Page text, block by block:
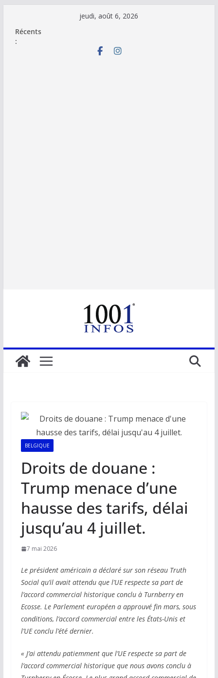
contenu
jeudi, août 6, 2026
Récents
:
BELGIQUE
Droits de douane :
Trump menace d’une
hausse des tarifs, délai
jusqu’au 4 juillet.
7 mai 2026
Le président américain a déclaré sur son réseau Truth
Social qu’il avait attendu que l’UE respecte sa part de
l’accord commercial historique conclu à Turnberry en
Ecosse. Le Parlement européen a approuvé fin mars, sous
conditions, l’accord commercial entre les États-Unis et
l’UE conclu l’été dernier.
« J’ai attendu patiemment que l’UE respecte sa part de
l’accord commercial historique que nous avons conclu à